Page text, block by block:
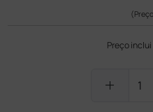
Preço inclui
add